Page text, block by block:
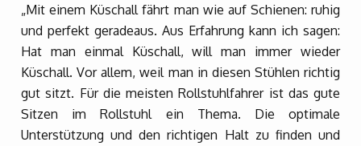
„Mit einem Küschall fährt man wie auf Schienen: ruhig
und perfekt geradeaus. Aus Erfahrung kann ich sagen:
Hat man einmal Küschall, will man immer wieder
Küschall. Vor allem, weil man in diesen Stühlen richtig
gut sitzt. Für die meisten Rollstuhlfahrer ist das gute
Sitzen im Rollstuhl ein Thema. Die optimale
Unterstützung und den richtigen Halt zu finden und